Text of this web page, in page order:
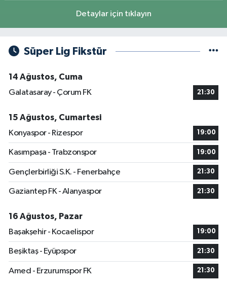
Detaylar için tıklayın
Süper Lig Fikstür
14 Ağustos, Cuma
Galatasaray - Çorum FK
21:30
15 Ağustos, Cumartesi
Konyaspor - Rizespor
19:00
Kasımpaşa - Trabzonspor 19:00
Gençlerbirliği S.K. - Fenerbahçe 21:30
Gaziantep FK - Alanyaspor 21:30
16 Ağustos, Pazar
Başakşehir - Kocaelispor
19:00
Beşiktaş - Eyüpspor 21:30
Amed - Erzurumspor FK 21:30